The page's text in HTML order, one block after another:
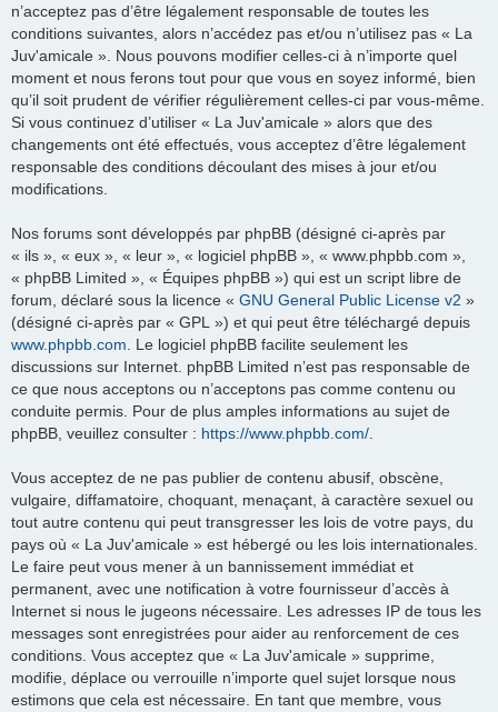
n’acceptez pas d’être légalement responsable de toutes les
conditions suivantes, alors n’accédez pas et/ou n’utilisez pas « La
Juv'amicale ». Nous pouvons modifier celles-ci à n’importe quel
moment et nous ferons tout pour que vous en soyez informé, bien
qu’il soit prudent de vérifier régulièrement celles-ci par vous-même.
Si vous continuez d’utiliser « La Juv'amicale » alors que des
changements ont été effectués, vous acceptez d’être légalement
responsable des conditions découlant des mises à jour et/ou
modifications.
Nos forums sont développés par phpBB (désigné ci-après par
« ils », « eux », « leur », « logiciel phpBB », « www.phpbb.com »,
« phpBB Limited », « Équipes phpBB ») qui est un script libre de
forum, déclaré sous la licence « GNU General Public License v2 »
(désigné ci-après par « GPL ») et qui peut être téléchargé depuis
www.phpbb.com. Le logiciel phpBB facilite seulement les
discussions sur Internet. phpBB Limited n’est pas responsable de
ce que nous acceptons ou n’acceptons pas comme contenu ou
conduite permis. Pour de plus amples informations au sujet de
phpBB, veuillez consulter : https://www.phpbb.com/.
Vous acceptez de ne pas publier de contenu abusif, obscène,
vulgaire, diffamatoire, choquant, menaçant, à caractère sexuel ou
tout autre contenu qui peut transgresser les lois de votre pays, du
pays où « La Juv'amicale » est hébergé ou les lois internationales.
Le faire peut vous mener à un bannissement immédiat et
permanent, avec une notification à votre fournisseur d’accès à
Internet si nous le jugeons nécessaire. Les adresses IP de tous les
messages sont enregistrées pour aider au renforcement de ces
conditions. Vous acceptez que « La Juv'amicale » supprime,
modifie, déplace ou verrouille n’importe quel sujet lorsque nous
estimons que cela est nécessaire. En tant que membre, vous